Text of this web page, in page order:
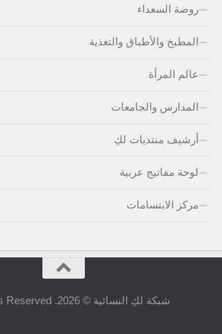
روضة السعداء
المطبخ والأطباق والتغذية
عالم المرأة
المدارس والجامعات
أرشيف منتديات لكِ
لوحة مفاتيج عربية
مركز الابتسامات
شبكة لكِ النسائية © 2026. All Rights Reserved.